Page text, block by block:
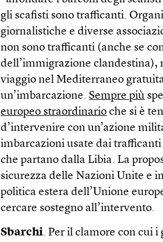
gli scafisti sono trafficanti.
giornalistiche e diverse
non sono trafficanti (anche se
dell’immigrazione
viaggio nel Mediterraneo
un’imbarcazione.Sempre più
europeo straordinario che si è
d’intervenire con un’azione
imbarcazioni usate dai
che partano dalla Libia. La
sicurezza delle Nazioni Unite e
politica estera dell’Unione
cercare sostegno all’intervento.
Sbarchi. Per il clamore con cui